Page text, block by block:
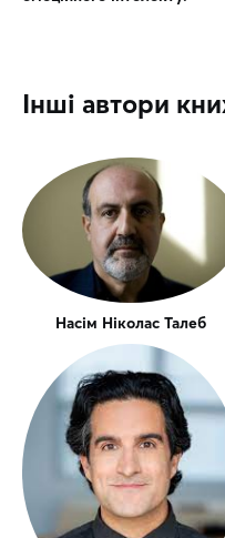
Інші автори
Насім Ніколас Талеб